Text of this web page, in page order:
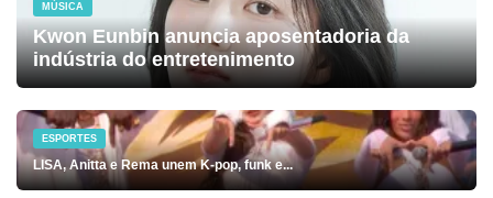
MÚSICA
Kwon Eunbin anuncia aposentadoria da
indústria do entretenimento
ESPORTES
LISA, Anitta e Rema unem K-pop, funk e...